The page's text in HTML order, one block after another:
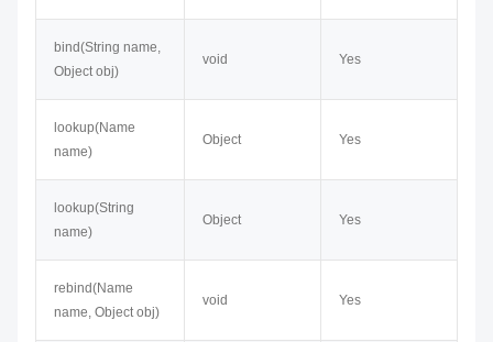
bind(String name,
Object obj)
void Yes
lookup(Name
name)
Object Yes
lookup(String
name)
Object Yes
rebind(Name
name, Object obj)
void Yes